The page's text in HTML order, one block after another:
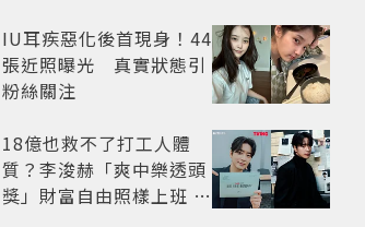
老闆
IU耳疾惡化後首現身！44
張近照曝光 真實狀態引
粉絲關注
18億也救不了打工人體
質？李浚赫「爽中樂透頭
獎」財富自由照樣上班 西